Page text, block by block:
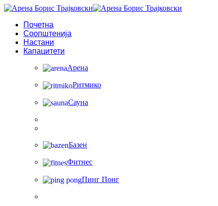
Почетна
Соопштенија
Настани
Капацитети
Арена
Ритмико
Сауна
Базен
Фитнес
Пинг Понг